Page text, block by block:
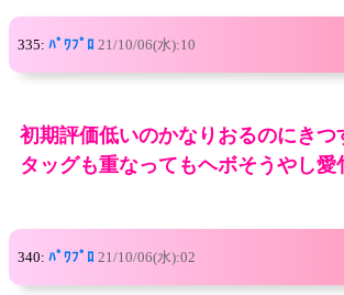
335: ﾊﾟﾜﾌﾟﾛ 21/10/06(水):10
初期評価低いのかなりおるのにきつ
タッグも重なってもヘボそうやし愛
340: ﾊﾟﾜﾌﾟﾛ 21/10/06(水):02